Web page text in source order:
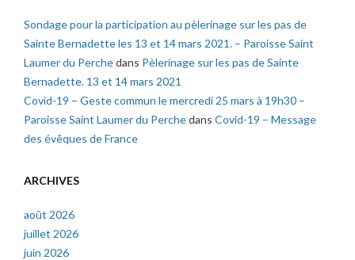
Sondage pour la participation au pèlerinage sur les pas de
Sainte Bernadette les 13 et 14 mars 2021. – Paroisse Saint
Laumer du Perchedans Pèlerinage sur les pas de Sainte
Bernadette. 13 et 14 mars 2021
Covid-19 – Geste commun le mercredi 25 mars à 19h30 –
Paroisse Saint Laumer du Perchedans Covid-19 – Message
des évêques de France
ARCHIVES
août 2026
juillet 2026
juin 2026